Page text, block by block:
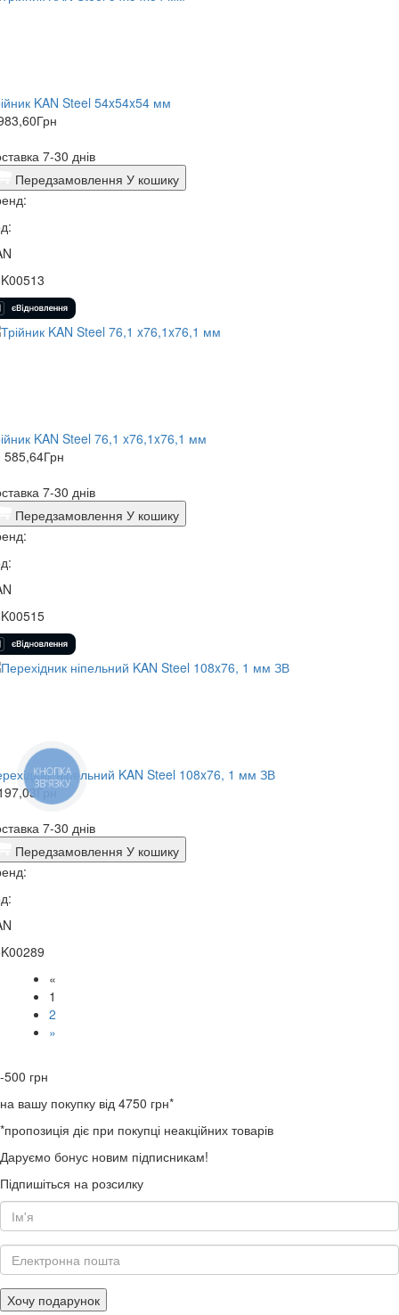
KAN Steel 54x54x54 мм
Грн
7-30 днів
Передзамовлення У кошику
KAN Steel 76,1 x76,1x76,1 мм
585,64Грн
7-30 днів
Передзамовлення У кошику
ніпельний KAN Steel 108x76, 1 мм ЗВ
Грн
7-30 днів
Передзамовлення У кошику
«
1
2
»
-500 грн
на вашу покупку від 4750 грн*
*пропозиція діє при покупці неакційних товарів
Даруємо бонус новим підписникам!
Підпишіться на розсилку
Хочу подарунок
КНОПКА
ЗВ'ЯЗКУ